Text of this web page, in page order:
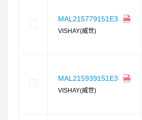
MAL215779151E3
VISHAY(威世)
MAL215939151E3
VISHAY(威世)